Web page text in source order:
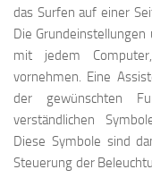
das Surfen auf einer
Die Grundeinstellungen
mit jedem
vornehmen. Eine
der gewünschten
verständlichen
Diese Symbole sind
Steuerung der